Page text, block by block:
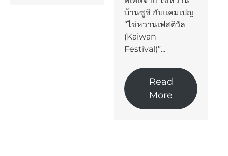
กระทบต่อ
อุตสาหกรรมเครื่อง
ในกลุ่มเครื่องปรับ
อากาศที่เป็นสินค้า
หลักของบริษัทฯ ที่
การแข่งขันทวีความ
รุนแรงขึ้น...